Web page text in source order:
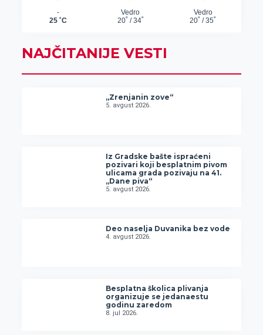
NAJČITANIJE VESTI
„Zrenjanin zove“
5. avgust 2026.
Iz Gradske bašte ispraćeni
pozivari koji besplatnim pivom
ulicama grada pozivaju na 41.
„Dane piva“
5. avgust 2026.
Deo naselja Duvanika bez vode
4. avgust 2026.
Besplatna školica plivanja
organizuje se jedanaestu
godinu zaredom
8. jul 2026.